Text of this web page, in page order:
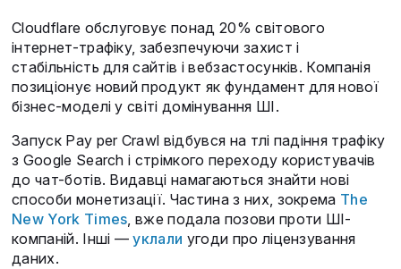
Cloudflare обслуговує понад 20% світового
інтернет-трафіку, забезпечуючи захист і
стабільність для сайтів і вебзастосунків. Компанія
позиціонує новий продукт як фундамент для нової
бізнес-моделі у світі домінування ШІ.
Запуск Pay per Crawl відбувся на тлі падіння трафіку
з Google Search і стрімкого переходу користувачів
до чат-ботів. Видавці намагаються знайти нові
способи монетизації. Частина з них, зокрема The
New York Times, вже подала позови проти ШІ-
компаній. Інші —уклали угоди про ліцензування
даних.